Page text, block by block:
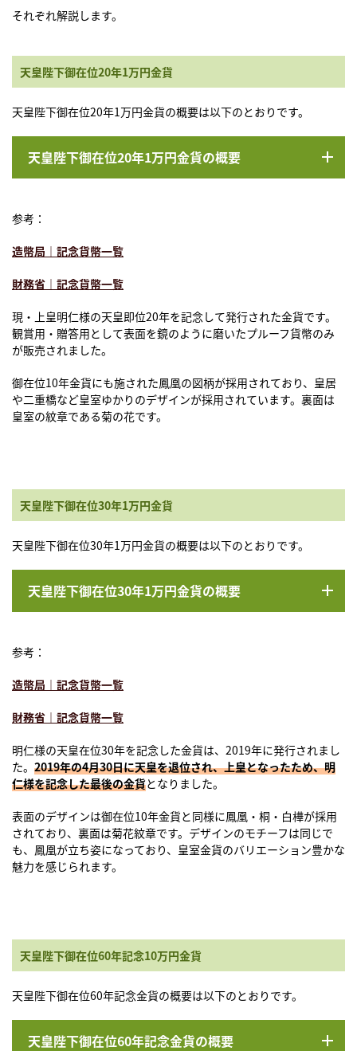
それぞれ解説します。
天皇陛下御在位20年1万円金貨
天皇陛下御在位20年1万円金貨の概要は以下のとおりです。
天皇陛下御在位20年1万円金貨の概要
参考：
造幣局｜記念貨幣一覧
財務省｜記念貨幣一覧
現・上皇明仁様の天皇即位20年を記念して発行された金貨です。
観賞用・贈答用として表面を鏡のように磨いたプルーフ貨幣のみ
が販売されました。
御在位10年金貨にも施された鳳凰の図柄が採用されており、皇居
や二重橋など皇室ゆかりのデザインが採用されています。裏面は
皇室の紋章である菊の花です。
天皇陛下御在位30年1万円金貨
天皇陛下御在位30年1万円金貨の概要は以下のとおりです。
天皇陛下御在位30年1万円金貨の概要
参考：
造幣局｜記念貨幣一覧
財務省｜記念貨幣一覧
明仁様の天皇在位30年を記念した金貨は、2019年に発行されまし
た。 2019年の4月30日に天皇を退位され、上皇となったため、明
仁様を記念した最後の金貨となりました。
表面のデザインは御在位10年金貨と同様に鳳凰・桐・白樺が採用
されており、裏面は菊花紋章です。デザインのモチーフは同じで
も、鳳凰が立ち姿になっており、皇室金貨のバリエーション豊かな
魅力を感じられます。
天皇陛下御在位60年記念10万円金貨
天皇陛下御在位60年記念金貨の概要は以下のとおりです。
天皇陛下御在位60年記念金貨の概要